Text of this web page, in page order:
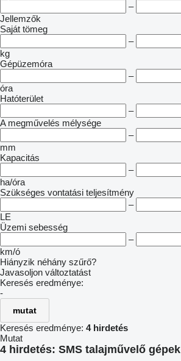
–
Jellemzők
Saját tömeg
–
kg
Gépüzemóra
–
óra
Hatóterület
–
A megművelés mélysége
–
mm
Kapacitás
–
ha/óra
Szükséges vontatási teljesítmény
–
LE
Üzemi sebesség
–
km/ó
Hiányzik néhány szűrő?
Javasoljon változtatást
Keresés eredménye:
-
mutat
Keresés eredménye: 4 hirdetés
Mutat
4 hirdetés: SMS talajművelő gépek